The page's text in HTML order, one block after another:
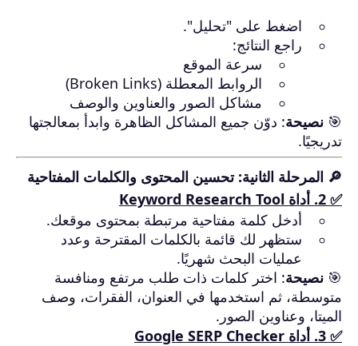
اضغط على "تحليل".
راجع النتائج:
سرعة الموقع
الروابط المعطلة (Broken Links)
مشاكل الصور والعناوين والوصف
🎯 نصيحة: دوّن جميع المشاكل الظاهرة وابدأ بمعالجتها
تدريجيًا.
🔎 المرحلة الثانية: تحسين المحتوى والكلمات المفتاحية
✅ 2. أداة
Keyword Research Tool
أدخل كلمة مفتاحية مرتبطة بمحتوى موقعك.
ستظهر لك قائمة بالكلمات المقترحة وعدد
عمليات البحث شهريًا.
🎯 نصيحة: اختر كلمات ذات طلب مرتفع ومنافسة
متوسطة، ثم استخدمها في العنوان، الفقرات، وصف
الميتا، وعناوين الصور.
✅ 3. أداة
Google SERP Checker